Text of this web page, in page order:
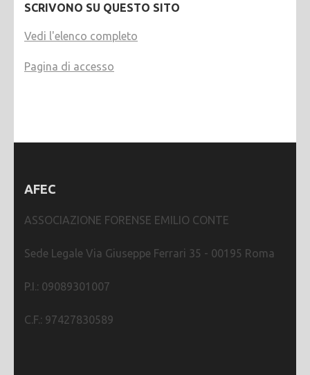
SCRIVONO SU QUESTO SITO
Vedi l'elenco completo
Pagina di accesso
AFEC
ASSOCIAZIONE FORENSE EMILIO CONTE
Sede Legale Via Giuseppe Ferrari 35 - 00195 Roma
P.I.: 09089301007
C.F.: 97427830589